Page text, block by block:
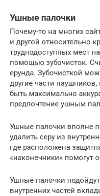
Ушные палочки
Почему-то на многих
и другой относительно
труднодоступных мест
помощью зубочисток.
ерунда. Зубочисткой
другие части
быть максимально
предпочтение ушным
Ушные палочки вполне
удалить серу из
где расположена
«наконечники» помогут
Ушные палочки
внутренних частей